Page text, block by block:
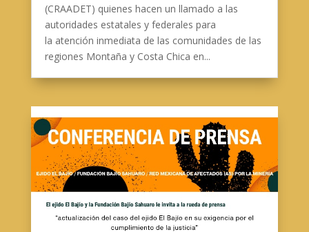
(CRAADET) quienes hacen un llamado a las
autoridades estatales y federales para
la atención inmediata de las comunidades de las
regiones Montaña y Costa Chica en...